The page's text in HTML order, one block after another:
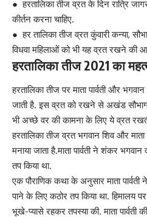
● हरतालिका तीज व्रत के दिन रात्रि
कीर्तन करना चाहिए.
● हर तालिका तीज व्रत कुंवारी कन्या,
विधवा महिलाओं को भी यह व्रत रखने की
हरतालिका तीज 2021का
हरतालिका तीज पर माता पार्वती और
जाती है. इस व्रत को रखने से अखंड सौभाग्य
भी अच्छे वर की कामना के लिए ये व्रत
हरतालिका तीज व्रतभगवान शिवऔर माता
मनाया जाता है.माता पार्वती ने शंकर
तप किया था.
एक पौराणिक कथा के अनुसार माता
पाने के लिए कठोर तप किया था. हिमालय
भूखे-प्यासे रहकर तपस्या की. माता